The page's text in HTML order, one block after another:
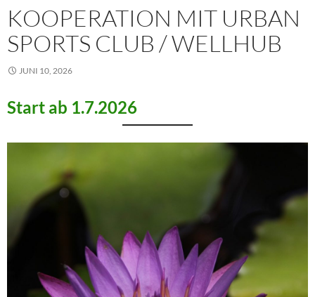
KOOPERATION MIT URBAN
SPORTS CLUB / WELLHUB
JUNI 10, 2026
Start ab 1.7.2026